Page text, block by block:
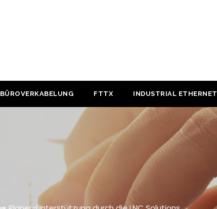
BÜROVERKABELUNG FTTX INDUSTRIAL ETHERNET